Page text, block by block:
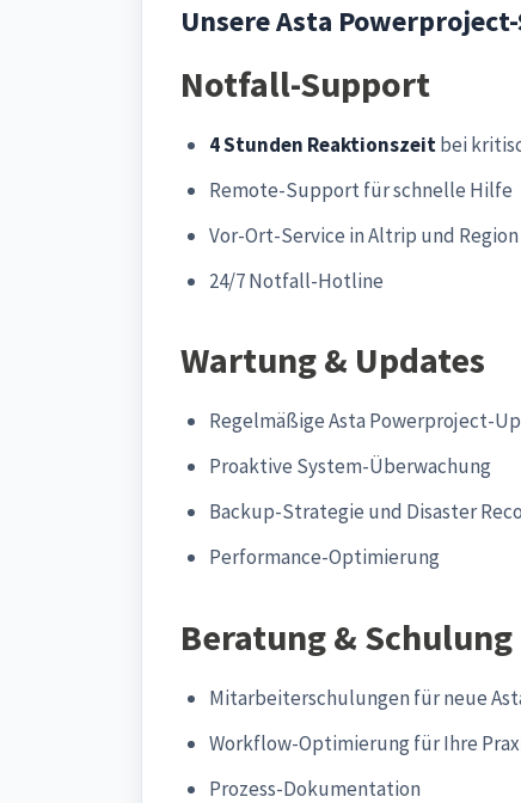
Unsere Asta
Notfall-Support
4 Stunden Reaktionszeitbei
Remote-Support für schnelle Hilfe
Vor-Ort-Service in Altrip und
24/7 Notfall-Hotline
Wartung & Updates
Regelmäßige Asta Powerproject-
Proaktive System-Überwachung
Backup-Strategie und Disaster
Performance-Optimierung
Beratung & Schulung
Mitarbeiterschulungen für neue
Workflow-Optimierung für Ihre
Prozess-Dokumentation